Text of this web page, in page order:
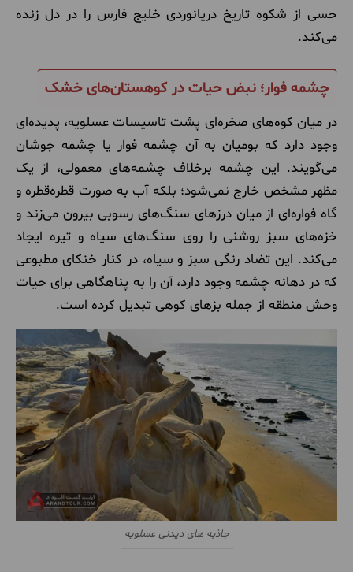
حسی از شکوهِ تاریخ دریانوردی خلیج فارس را در دل زنده
می‌کند.
چشمه فوار؛ نبض حیات در کوهستان‌های خشک
در میان کوه‌های صخره‌ای پشت تاسیسات عسلویه، پدیده‌ای
وجود دارد که بومیان به آن چشمه فوار یا چشمه جوشان
می‌گویند. این چشمه برخلاف چشمه‌های معمولی، از یک
مظهر مشخص خارج نمی‌شود؛ بلکه آب به صورت قطره‌قطره و
گاه فواره‌ای از میان درزهای سنگ‌های رسوبی بیرون می‌زند و
خزه‌های سبز روشنی را روی سنگ‌های سیاه و تیره ایجاد
می‌کند. این تضاد رنگی سبز و سیاه، در کنار خنکای مطبوعی
که در دهانه چشمه وجود دارد، آن را به پناهگاهی برای حیات
وحش منطقه از جمله بزهای کوهی تبدیل کرده است.
جاذبه های دیدنی عسلویه